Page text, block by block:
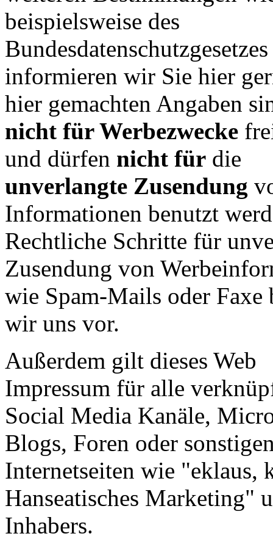
beispielsweise des
informieren wir Sie hier
hier gemachten Angaben
nicht für Werbezwecke
und dürfen nicht für die
unverlangte Zusendung
Informationen benutzt
Rechtliche Schritte für
Zusendung von
wie Spam-Mails oder Faxe
wir uns vor.
Außerdem gilt dieses Web
Impressum für alle
Social Media Kanäle,
Blogs, Foren oder
Internetseiten wie "eklaus,
Hanseatisches Marketing"
Inhabers.